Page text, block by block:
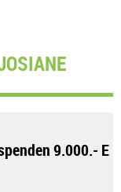
9.000.- E